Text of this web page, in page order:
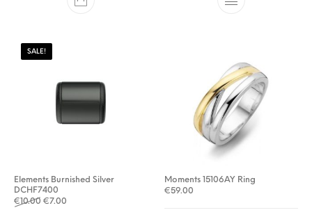
SALE!
Elements Burnished Silver
DCHF7400
€10.00 Oorspronkelijke prijs was: €10.00.
€7.00
Moments 15106AY Ring
€59.00